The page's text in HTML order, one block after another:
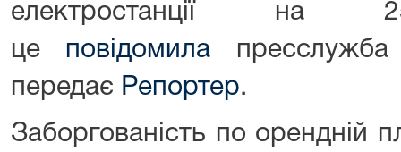
електростанції
це повідомила пресслужба
передає Репортер.
Заборгованість по орендній